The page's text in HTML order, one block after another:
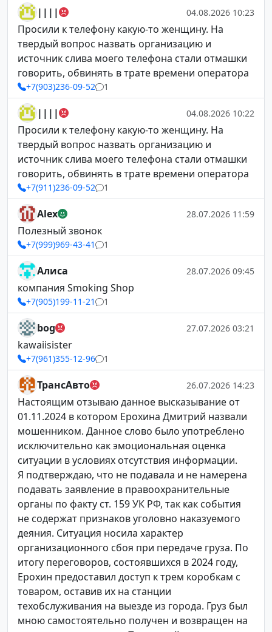
|||| 04.08.2026 10:23
Просили к телефону какую-то женщину. На
твердый вопрос назвать организацию и
источник слива моего телефона стали отмашки
говорить, обвинять в трате времени оператора
+7(903)236-09-52 1
|||| 04.08.2026 10:22
Просили к телефону какую-то женщину. На
твердый вопрос назвать организацию и
источник слива моего телефона стали отмашки
говорить, обвинять в трате времени оператора
+7(911)236-09-52 1
Alex 28.07.2026 11:59
Полезный звонок
+7(999)969-43-41 1
Алиса 28.07.2026 09:45
компания Smoking Shop
+7(905)199-11-21 1
bog 27.07.2026 03:21
kawaiisister
+7(961)355-12-96 1
ТрансАвто 26.07.2026 14:23
Настоящим отзываю данное высказывание от
01.11.2024 в котором Ерохина Дмитрий назвали
мошенником. Данное слово было употреблено
исключительно как эмоциональная оценка
ситуации в условиях отсутствия информации.
Я подтверждаю, что не подавала и не намерена
подавать заявление в правоохранительные
органы по факту ст. 159 УК РФ, так как события
не содержат признаков уголовно наказуемого
деяния. Ситуация носила характер
организационного сбоя при передаче груза. По
итогу переговоров, состоявшихся в 2024 году,
Ерохин предоставил доступ к трем коробкам с
товаром, оставив их на станции
техобслуживания на выезде из города. Груз был
мною самостоятельно получен и возвращен на